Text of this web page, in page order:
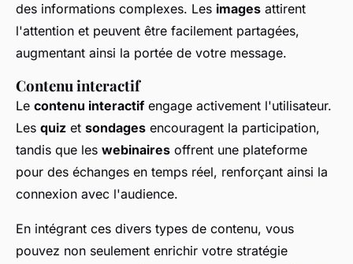
des informations complexes. Les images attirent
l'attention et peuvent être facilement partagées,
augmentant ainsi la portée de votre message.
Contenu interactif
Le contenu interactifengage activement l'utilisateur.
Les quiz et sondages encouragent la participation,
tandis que les webinaires offrent une plateforme
pour des échanges en temps réel, renforçant ainsi la
connexion avec l'audience.
En intégrant ces divers types de contenu, vous
pouvez non seulement enrichir votre stratégie